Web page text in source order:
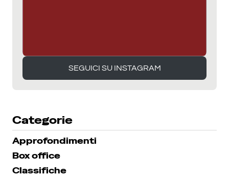
SEGUICI SU INSTAGRAM
Categorie
Approfondimenti
Box office
Classifiche